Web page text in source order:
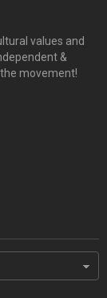
values and
&
movement!